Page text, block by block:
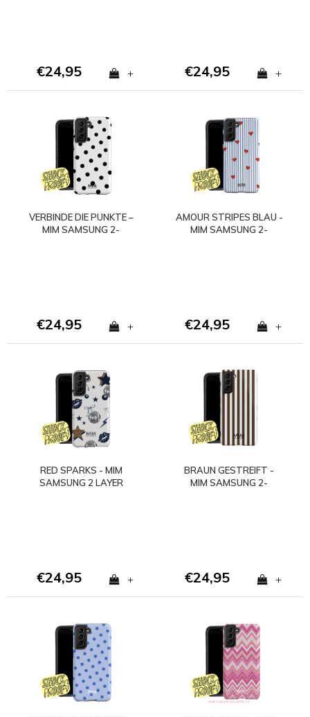
€24,95 + €24,95 +
VERBINDE DIE PUNKTE –
MIM SAMSUNG 2-
€24,95 +
AMOUR STRIPES BLAU -
MIM SAMSUNG 2-
€24,95 +
RED SPARKS - MIM
SAMSUNG 2 LAYER
€24,95 +
BRAUN GESTREIFT -
MIM SAMSUNG 2-
€24,95 +